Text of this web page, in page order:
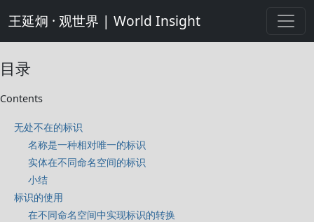
王延炯 · 观世界 | World Insight
目录
Contents
无处不在的标识
名称是一种相对唯一的标识
实体在不同命名空间的标识
小结
标识的使用
在不同命名空间中实现标识的转换